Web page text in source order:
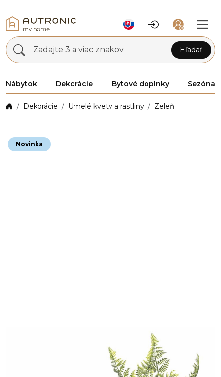
Zadajte 3 a viac znakov Hľadať
Nábytok Dekorácie Bytové doplnky Sezóna
Dekorácie Umelé kvety a rastliny Zeleň
Novinka